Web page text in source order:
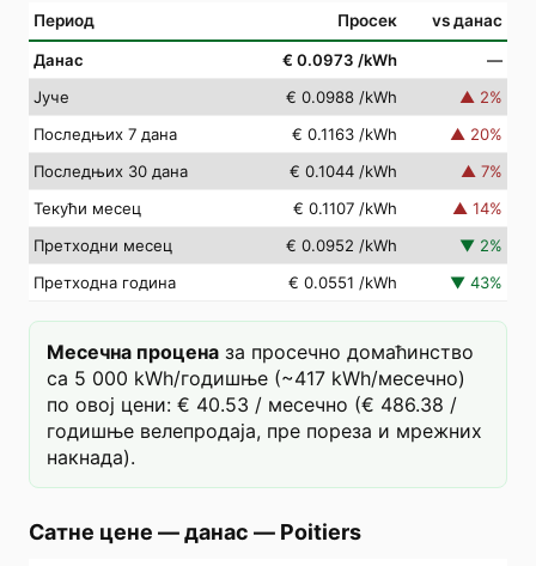
Период Просек vs данас
Данас € 0.0973 /kWh
—
Јуче
€ 0.0988 /kWh ▲ 2%
Последњих 7 дана
€ 0.1163 /kWh ▲ 20%
Последњих 30 дана
€ 0.1044 /kWh ▲ 7%
Текући месец
€ 0.1107 /kWh ▲ 14%
Претходни месец
€ 0.0952 /kWh ▼ 2%
Претходна година
€ 0.0551 /kWh ▼ 43%
Месечна процена за просечно домаћинство
са 5 000 kWh/годишње (~417 kWh/месечно)
по овој цени: € 40.53 / месечно (€ 486.38 /
годишње велепродаја, пре пореза и мрежних
накнада).
Сатне цене — данас — Poitiers